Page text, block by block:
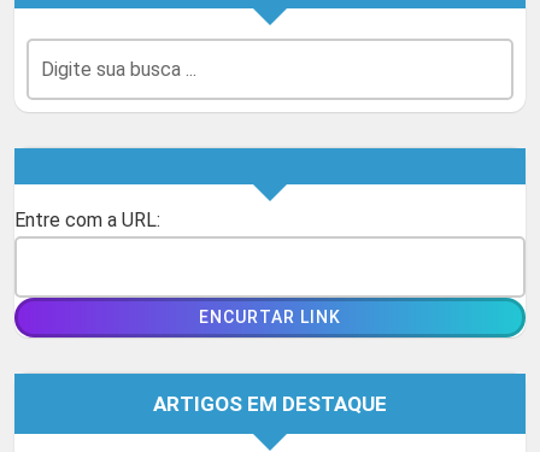
Entre com a URL:
ARTIGOS EM DESTAQUE